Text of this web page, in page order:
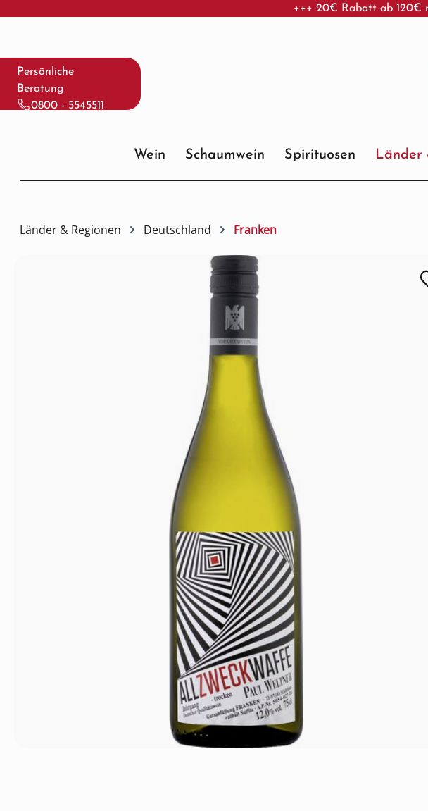
Hauptinhalt springen
Zur Suche springen
Zur Hauptnavigation springen
Persönliche
Beratung
0800 - 5545511
+++ 20€ Rabatt ab 120€
Wein Schaumwein Spirituosen Länder
Länder & Regionen Deutschland Franken